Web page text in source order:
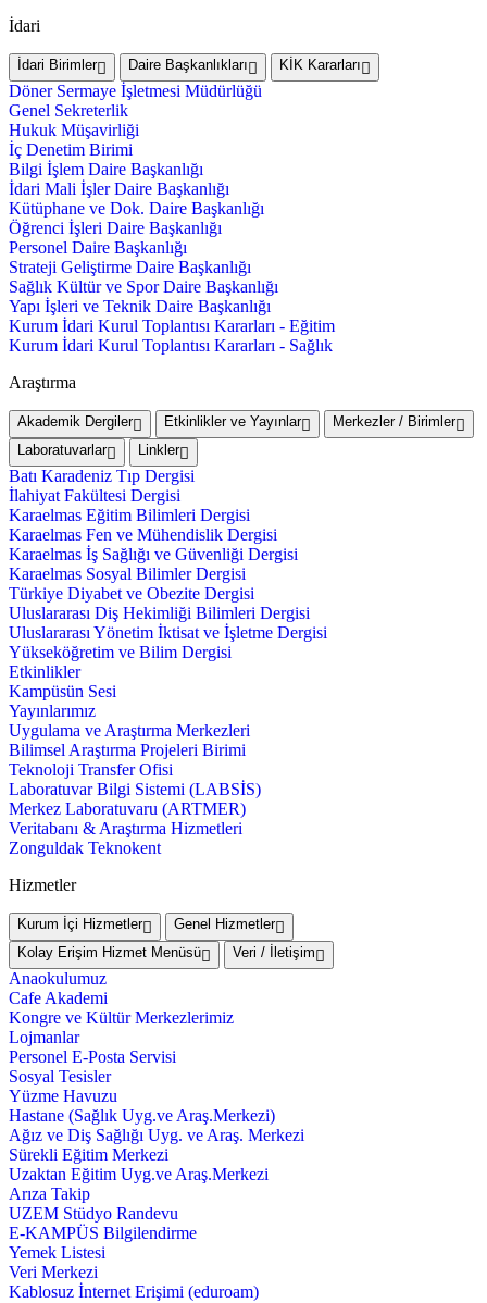
İdari
İdari Birimler Daire Başkanlıkları KİK Kararları
Döner Sermaye İşletmesi Müdürlüğü
Genel Sekreterlik
Hukuk Müşavirliği
İç Denetim Birimi
Bilgi İşlem Daire Başkanlığı
İdari Mali İşler Daire Başkanlığı
Kütüphane ve Dok. Daire Başkanlığı
Öğrenci İşleri Daire Başkanlığı
Personel Daire Başkanlığı
Strateji Geliştirme Daire Başkanlığı
Sağlık Kültür ve Spor Daire Başkanlığı
Yapı İşleri ve Teknik Daire Başkanlığı
Kurum İdari Kurul Toplantısı Kararları - Eğitim
Kurum İdari Kurul Toplantısı Kararları - Sağlık
Araştırma
Akademik Dergiler Etkinlikler ve Yayınlar
Merkezler / Birimler
Laboratuvarlar
Linkler
Batı Karadeniz Tıp Dergisi
İlahiyat Fakültesi Dergisi
Karaelmas Eğitim Bilimleri Dergisi
Karaelmas Fen ve Mühendislik Dergisi
Karaelmas İş Sağlığı ve Güvenliği Dergisi
Karaelmas Sosyal Bilimler Dergisi
Türkiye Diyabet ve Obezite Dergisi
Uluslararası Diş Hekimliği Bilimleri Dergisi
Uluslararası Yönetim İktisat ve İşletme Dergisi
Yükseköğretim ve Bilim Dergisi
Etkinlikler
Kampüsün Sesi
Yayınlarımız
Uygulama ve Araştırma Merkezleri
Bilimsel Araştırma Projeleri Birimi
Teknoloji Transfer Ofisi
Laboratuvar Bilgi Sistemi (LABSİS)
Merkez Laboratuvaru (ARTMER)
Veritabanı & Araştırma Hizmetleri
Zonguldak Teknokent
Hizmetler
Kurum İçi Hizmetler
Genel Hizmetler
Kolay Erişim Hizmet Menüsü
Veri / İletişim
Anaokulumuz
Cafe Akademi
Kongre ve Kültür Merkezlerimiz
Lojmanlar
Personel E-Posta Servisi
Sosyal Tesisler
Yüzme Havuzu
Hastane (Sağlık Uyg.ve Araş.Merkezi)
Ağız ve Diş Sağlığı Uyg. ve Araş. Merkezi
Sürekli Eğitim Merkezi
Uzaktan Eğitim Uyg.ve Araş.Merkezi
Arıza Takip
UZEM Stüdyo Randevu
E-KAMPÜS Bilgilendirme
Yemek Listesi
Veri Merkezi
Kablosuz İnternet Erişimi (eduroam)